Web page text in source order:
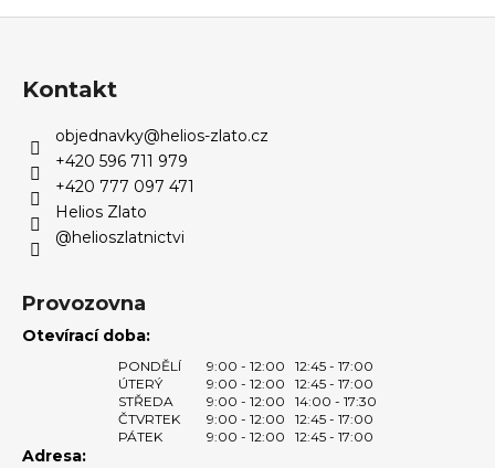
c
i
s
u
Kontakt
objednavky@helios-zlato.cz
+420 596 711 979
+420 777 097 471
Helios Zlato
@helioszlatnictvi
Provozovna
Otevírací doba:
PONDĚLÍ 9:00 - 12:00
12:45 - 17:00
ÚTERÝ
9:00 - 12:00
12:45 - 17:00
STŘEDA
9:00 - 12:00
14:00 - 17:30
ČTVRTEK
9:00 - 12:00
12:45 - 17:00
PÁTEK
9:00 - 12:00 12:45 - 17:00
Adresa: